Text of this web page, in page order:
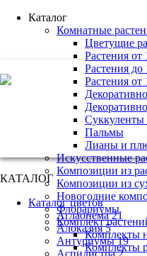
Каталог
Комнатные
Цветущие
Растения от
Растения до
Растения от
Суккуленты
Пальмы
Лианы и
Искусственные
Композиции из
Композиции из
Новогодние
Флорариумы
Комплект
Комплекты
Комплекты
КАТАЛОГ
Каталог цветов
Аглаонема 21
Алоказия 5
Антуриумы 19
Аспидистра 2